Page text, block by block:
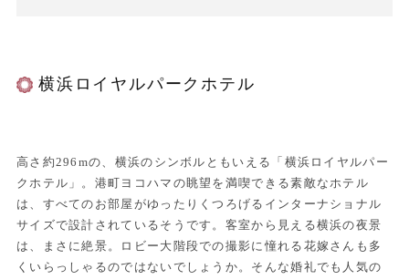
横浜ロイヤルパークホテル
高さ約296mの、横浜のシンボルともいえる「横浜ロイヤルパー
クホテル」。港町ヨコハマの眺望を満喫できる素敵なホテル
は、すべてのお部屋がゆったりくつろげるインターナショナル
サイズで設計されているそうです。客室から見える横浜の夜景
は、まさに絶景。ロビー大階段での撮影に憧れる花嫁さんも多
くいらっしゃるのではないでしょうか。そんな婚礼でも人気の